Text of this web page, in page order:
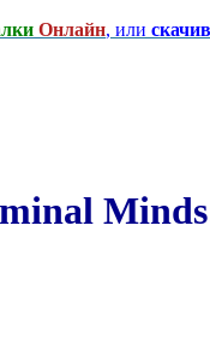
Онлайн, или